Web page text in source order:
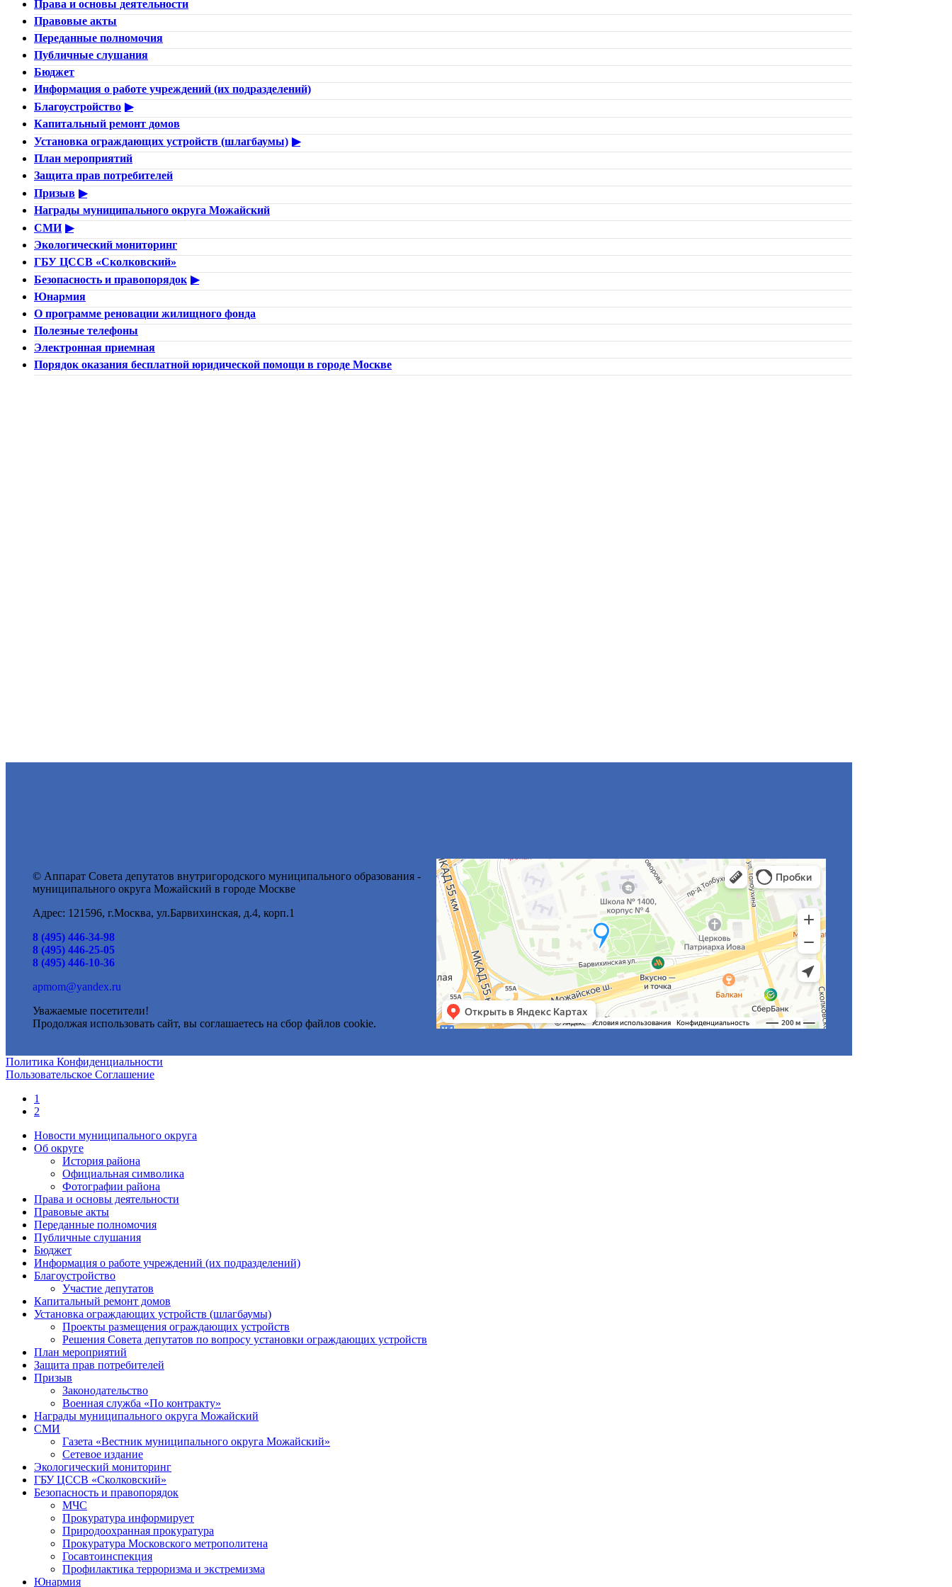
Права и основы деятельности
Правовые акты
Переданные полномочия
Публичные слушания
Бюджет
Информация о работе учреждений (их подразделений)
Благоустройство
Капитальный ремонт домов
Установка ограждающих устройств (шлагбаумы)
План мероприятий
Защита прав потребителей
Призыв
Награды муниципального округа Можайский
СМИ
Экологический мониторинг
ГБУ ЦССВ «Сколковский»
Безопасность и правопорядок
Юнармия
О программе реновации жилищного фонда
Полезные телефоны
Электронная приемная
Порядок оказания бесплатной юридической помощи в городе Москве
© Аппарат Совета депутатов внутригородского муниципального образования -
муниципального округа Можайский в городе Москве
Адрес: 121596, г.Москва, ул.Барвихинская, д.4, корп.1
8 (495) 446-34-98
8 (495) 446-25-05
8 (495) 446-10-36
apmom@yandex.ru
Уважаемые посетители!
Продолжая использовать сайт, вы соглашаетесь на сбор файлов cookie.
Политика Конфиденциальности
Пользовательское Соглашение
1
2
Новости муниципального округа
Об округе
История района
Официальная символика
Фотографии района
Права и основы деятельности
Правовые акты
Переданные полномочия
Публичные слушания
Бюджет
Информация о работе учреждений (их подразделений)
Благоустройство
Участие депутатов
Капитальный ремонт домов
Установка ограждающих устройств (шлагбаумы)
Проекты размещения ограждающих устройств
Решения Совета депутатов по вопросу установки ограждающих устройств
План мероприятий
Защита прав потребителей
Призыв
Законодательство
Военная служба «По контракту»
Награды муниципального округа Можайский
СМИ
Газета «Вестник муниципального округа Можайский»
Сетевое издание
Экологический мониторинг
ГБУ ЦССВ «Сколковский»
Безопасность и правопорядок
МЧС
Прокуратура информирует
Природоохранная прокуратура
Прокуратура Московского метрополитена
Госавтоинспекция
Профилактика терроризма и экстремизма
Юнармия